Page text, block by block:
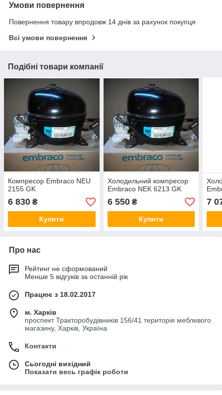
Умови повернення
Повернення товару впродовж 14 днів за рахунок покупця
Всі умови повернення
Подібні товари компанії
Компресор Embraco NEU
2155 GK
6 830 ₴
Купити
Холодильний компресор
Embraco NEK 6213 GK
6 550₴
Купити
7
Про нас
Рейтинг не сформований
Менше 5 відгуків за останній рік
Працює з 18.02.2017
м. Харків
проспект Тракторобудівників 156/41 територія меблевого
магазину, Харків, Україна
Контакти
Сьогодні вихідний
Показати весь графік роботи